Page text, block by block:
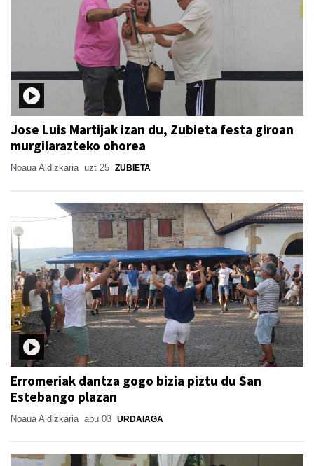
Jose Luis Martijak izan du, Zubieta festa giroan
murgilarazteko ohorea
Noaua Aldizkaria uzt 25 ZUBIETA
Erromeriak dantza gogo bizia piztu du San
Estebango plazan
Noaua Aldizkaria abu 03 URDAIAGA